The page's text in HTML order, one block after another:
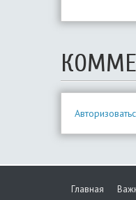
Главная